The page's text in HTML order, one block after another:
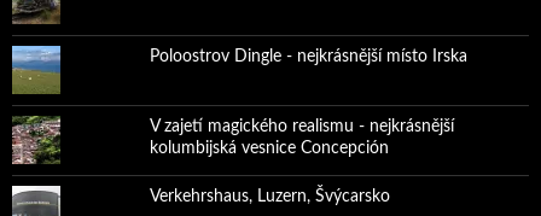
Poloostrov Dingle - nejkrásnější místo Irska
V zajetí magického realismu - nejkrásnější
kolumbijská vesnice Concepción
Verkehrshaus, Luzern, Švýcarsko